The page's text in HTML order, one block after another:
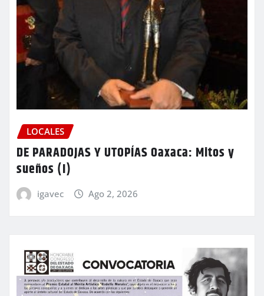
LOCALES
DE PARADOJAS Y UTOPÍAS Oaxaca: Mitos y
sueños (I)
igavec Ago 2, 2026